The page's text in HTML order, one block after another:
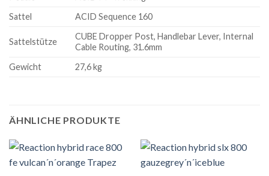
Sattel
ACID Sequence 160
Sattelstütze
CUBE Dropper Post, Handlebar Lever, Internal
Cable Routing, 31.6mm
Gewicht
27,6 kg
ÄHNLICHE PRODUKTE